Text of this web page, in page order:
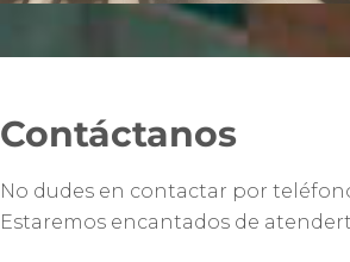
Contáctanos
No dudes en contactar por
Estaremos encantados de